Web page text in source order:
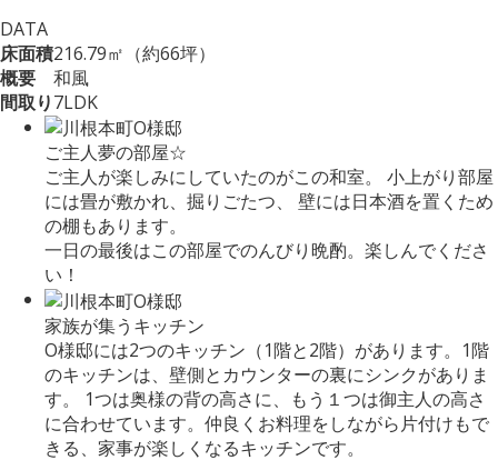
DATA
床面積216.79㎡（約66坪）
概要
和風
間取り7LDK
ご主人夢の部屋☆
ご主人が楽しみにしていたのがこの和室。 小上がり部屋
には畳が敷かれ、掘りごたつ、 壁には日本酒を置くため
の棚もあります。
一日の最後はこの部屋でのんびり晩酌。楽しんでくださ
い！
家族が集うキッチン
O様邸には2つのキッチン（1階と2階）があります。1階
のキッチンは、壁側とカウンターの裏にシンクがありま
す。 1つは奥様の背の高さに、もう１つは御主人の高さ
に合わせています。仲良くお料理をしながら片付けもで
きる、家事が楽しくなるキッチンです。